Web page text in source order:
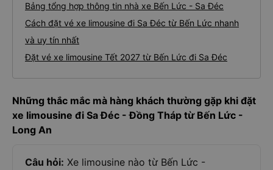
Bảng tổng hợp thông tin nhà xe Bến Lức - Sa Đéc
Cách đặt vé xe limousine đi Sa Đéc từ Bến Lức nhanh
và uy tín nhất
Đặt vé xe limousine Tết 2027 từ Bến Lức đi Sa Đéc
Những thắc mắc mà hàng khách thường gặp khi đặt
xe limousine đi Sa Đéc - Đồng Tháp từ Bến Lức -
Long An
Câu hỏi: Xe limousine nào từ Bến Lức -